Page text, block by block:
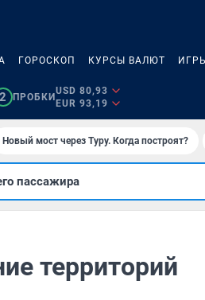
ГОРОСКОП КУРСЫ ВАЛЮТ
2 ПРОБКИ
USD 80,93
EUR 93,19
Новый мост через Туру. Когда построят?
пассажира
территорий